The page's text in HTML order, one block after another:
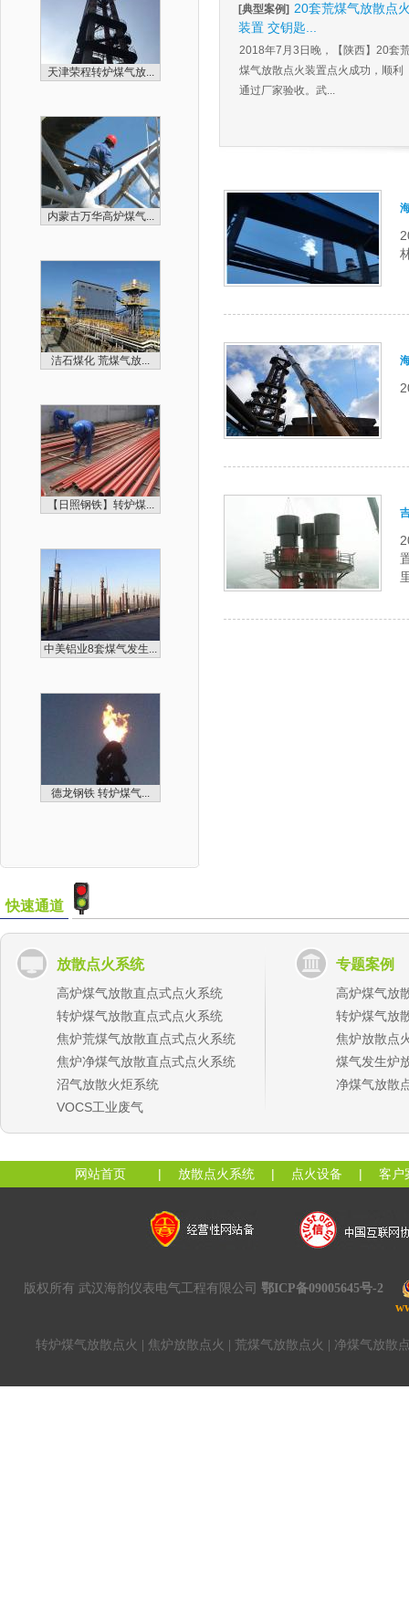
天津荣程转炉煤气放...
内蒙古万华高炉煤气...
洁石煤化 荒煤气放...
【日照钢铁】转炉煤...
中美铝业8套煤气发生...
德龙钢铁 转炉煤气...
[典型案例] 20套荒煤气放散点
装置 交钥匙...
2018年7月3日晚，【陕西】20套
煤气放散点火装置点火成功，顺利
通过厂家验收。武...
快速通道
放散点火系统
高炉煤气放散直点式点火系统
转炉煤气放散直点式点火系统
焦炉荒煤气放散直点式点火系统
焦炉净煤气放散直点式点火系统
沼气放散火炬系统
VOCS工业废气
专题案例
高炉煤气放
转炉煤气放
焦炉放散点
煤气发生炉
净煤气放散
网站首页 | 放散点火系统 | 点火设备 | 客户
版权所有 武汉海韵仪表电气工程有限公司 鄂ICP备09005645号-2
转炉煤气放散点火 焦炉放散点火 荒煤气放散点火 净煤气放散